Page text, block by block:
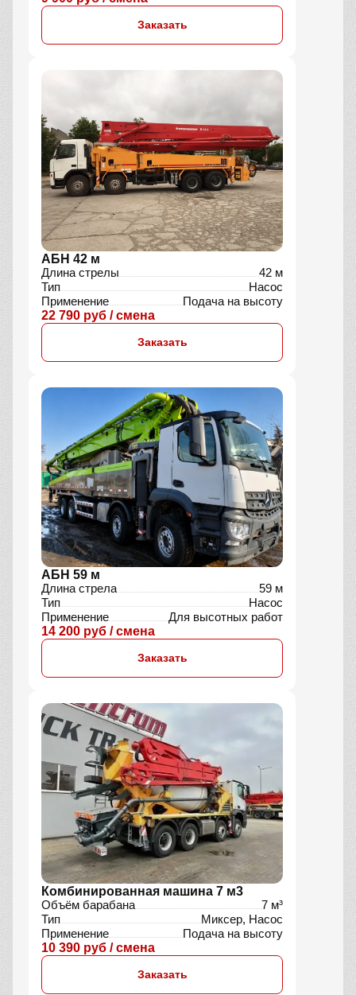
Заказать
АБН 42 м
Длина стрелы
42 м
Тип
Насос
Применение
Подача на высоту
22 790 руб / смена
Заказать
АБН 59 м
Длина стрела
59 м
Тип
Насос
Применение
Для высотных работ
14 200 руб / смена
Заказать
Комбинированная машина 7 м3
Объём барабана
7 м³
Тип
Миксер, Насос
Применение
Подача на высоту
10 390 руб / смена
Заказать